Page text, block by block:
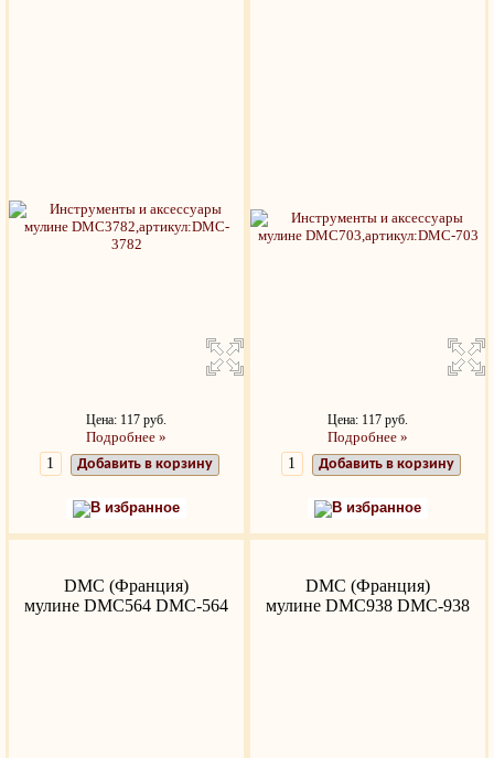
Цена: 117 руб.
Подробнее »
Добавить в корзину
В избранное
Цена: 117 руб.
Подробнее »
Добавить в корзину
В избранное
DMC (Франция)
мулине DMC564 DMC-564
DMC (Франция)
мулине DMC938 DMC-938